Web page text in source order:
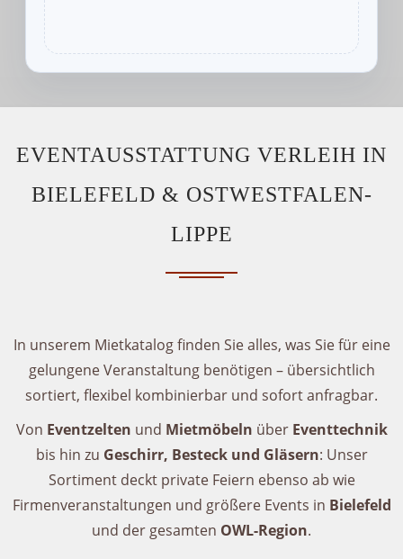
EVENTAUSSTATTUNG VERLEIH IN
BIELEFELD & OSTWESTFALEN-
LIPPE
In unserem Mietkatalog finden Sie alles, was Sie für eine
gelungene Veranstaltung benötigen – übersichtlich
sortiert, flexibel kombinierbar und sofort anfragbar.
Von Eventzelten und Mietmöbeln über Eventtechnik
bis hin zu Geschirr, Besteck und Gläsern: Unser
Sortiment deckt private Feiern ebenso ab wie
Firmenveranstaltungen und größere Events in Bielefeld
und der gesamten OWL-Region.